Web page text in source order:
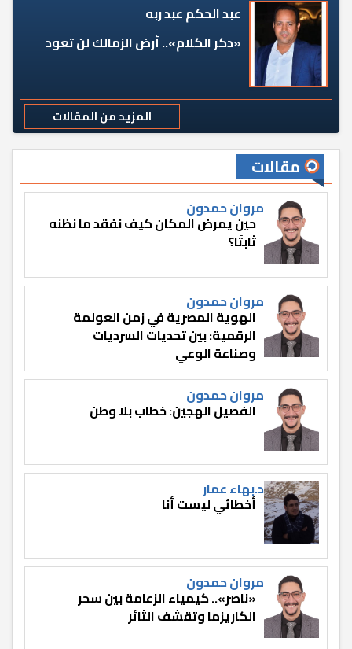
عبد الحكم عبد ربه
«دكر الكلام».. أرض الزمالك لن تعود
المزيد من المقالات
مقالات
مروان حمدون
حين يمرض المكان كيف نفقد ما نظنه
ثابتًا؟
مروان حمدون
الهوية المصرية في زمن العولمة
الرقمية: بين تحديات السرديات
وصناعة الوعي
مروان حمدون
الفصيل الهجين: خطاب بلا وطن
د.بهاء عمار
أخطائي ليست أنا
مروان حمدون
«ناصر».. كيمياء الزعامة بين سحر
الكاريزما وتقشف الثائر